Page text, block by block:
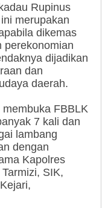
Rupinus
merupakan
dikemas
perekonomian
dijadikan
dan
daerah.
FBBLK
7 kali dan
lambang
dengan
Kapolres
SIK,